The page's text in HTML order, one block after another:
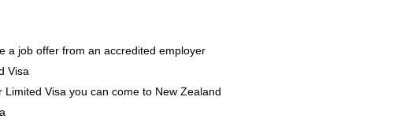
a job offer from an accredited employer
Visa
Visa you can come to New Zealand